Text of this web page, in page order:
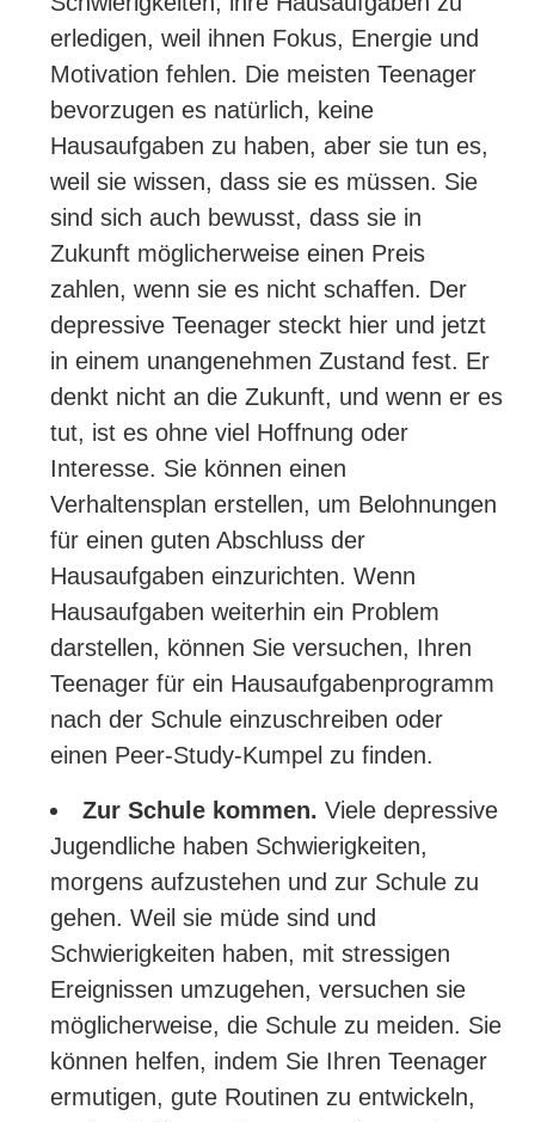
erledigen, weil ihnen Fokus, Energie und
Motivation fehlen. Die meisten Teenager
bevorzugen es natürlich, keine
Hausaufgaben zu haben, aber sie tun es,
weil sie wissen, dass sie es müssen. Sie
sind sich auch bewusst, dass sie in
Zukunft möglicherweise einen Preis
zahlen, wenn sie es nicht schaffen. Der
depressive Teenager steckt hier und jetzt
in einem unangenehmen Zustand fest. Er
denkt nicht an die Zukunft, und wenn er es
tut, ist es ohne viel Hoffnung oder
Interesse. Sie können einen
Verhaltensplan erstellen, um Belohnungen
für einen guten Abschluss der
Hausaufgaben einzurichten. Wenn
Hausaufgaben weiterhin ein Problem
darstellen, können Sie versuchen, Ihren
Teenager für ein Hausaufgabenprogramm
nach der Schule einzuschreiben oder
einen Peer-Study-Kumpel zu finden.
Zur Schule kommen. Viele depressive
Jugendliche haben Schwierigkeiten,
morgens aufzustehen und zur Schule zu
gehen. Weil sie müde sind und
Schwierigkeiten haben, mit stressigen
Ereignissen umzugehen, versuchen sie
möglicherweise, die Schule zu meiden. Sie
können helfen, indem Sie Ihren Teenager
ermutigen, gute Routinen zu entwickeln,